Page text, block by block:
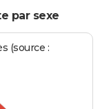
par sexe
(source :